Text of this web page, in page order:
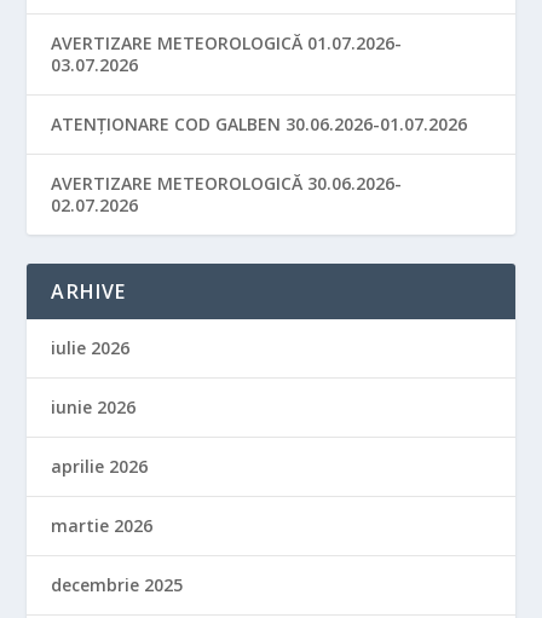
AVERTIZARE METEOROLOGICĂ 01.07.2026-
03.07.2026
ATENȚIONARE COD GALBEN 30.06.2026-01.07.2026
AVERTIZARE METEOROLOGICĂ 30.06.2026-
02.07.2026
ARHIVE
iulie 2026
iunie 2026
aprilie 2026
martie 2026
decembrie 2025